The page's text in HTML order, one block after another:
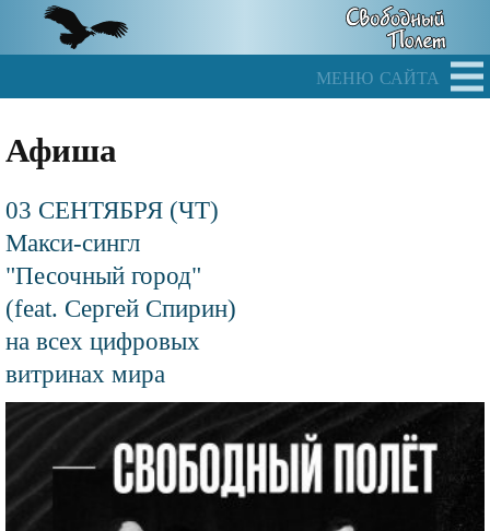
main
меню сайта
Афиша
03 СЕНТЯБРЯ (ЧТ)
Макси-сингл
"Песочный город"
(feat. Сергей Спирин)
на всех цифровых
витринах мира
изображения